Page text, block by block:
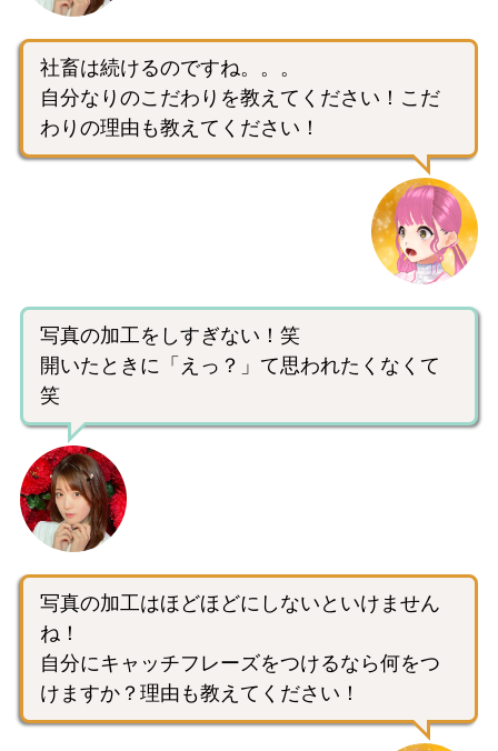
社畜は続けるのですね。。。
自分なりのこだわりを教えてください！こだ
わりの理由も教えてください！
写真の加工をしすぎない！笑
開いたときに「えっ？」て思われたくなくて
笑
写真の加工はほどほどにしないといけません
ね！
自分にキャッチフレーズをつけるなら何をつ
けますか？理由も教えてください！